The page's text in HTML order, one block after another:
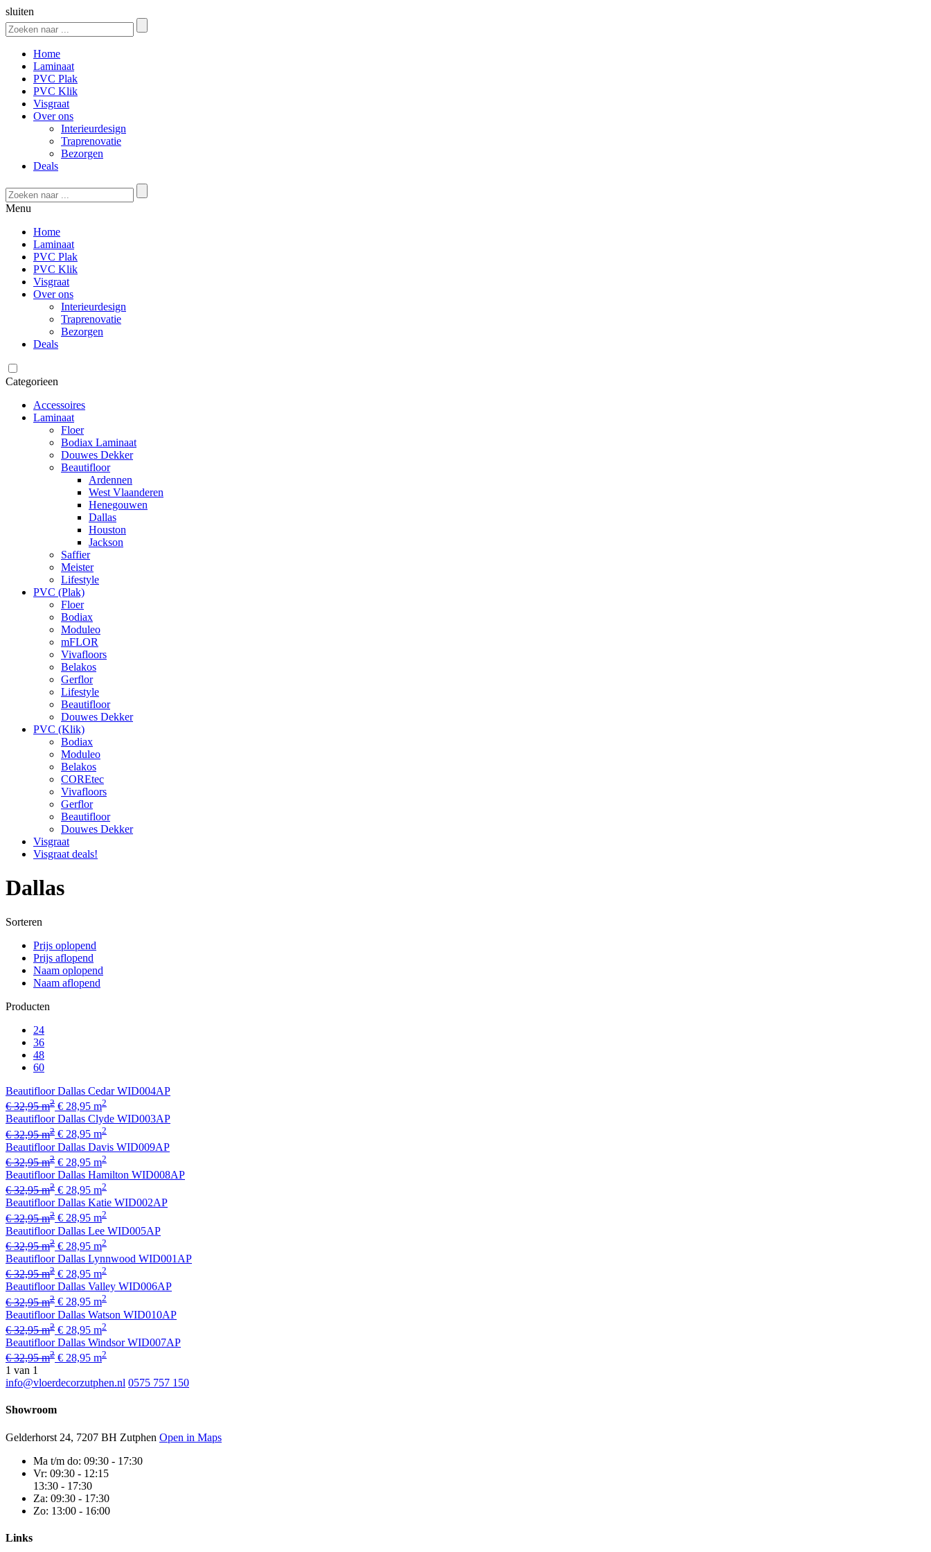
sluiten
Home
Laminaat
PVC Plak
PVC Klik
Visgraat
Over ons
Interieurdesign
Traprenovatie
Bezorgen
Deals
Menu
Home
Laminaat
PVC Plak
PVC Klik
Visgraat
Over ons
Interieurdesign
Traprenovatie
Bezorgen
Deals
Categorieen
Accessoires
Laminaat
Floer
Bodiax Laminaat
Douwes Dekker
Beautifloor
Ardennen
West Vlaanderen
Henegouwen
Dallas
Houston
Jackson
Saffier
Meister
Lifestyle
PVC (Plak)
Floer
Bodiax
Moduleo
mFLOR
Vivafloors
Belakos
Gerflor
Lifestyle
Beautifloor
Douwes Dekker
PVC (Klik)
Bodiax
Moduleo
Belakos
COREtec
Vivafloors
Gerflor
Beautifloor
Douwes Dekker
Visgraat
Visgraat deals!
Dallas
Sorteren
Prijs oplopend
Prijs aflopend
Naam oplopend
Naam aflopend
Producten
24
36
48
60
Beautifloor Dallas Cedar WID004AP
€ 32,95 m2 € 28,95 m2
Beautifloor Dallas Clyde WID003AP
€ 32,95 m2 € 28,95 m2
Beautifloor Dallas Davis WID009AP
€ 32,95 m2 € 28,95 m2
Beautifloor Dallas Hamilton WID008AP
€ 32,95 m2 € 28,95 m2
Beautifloor Dallas Katie WID002AP
€ 32,95 m2 € 28,95 m2
Beautifloor Dallas Lee WID005AP
€ 32,95 m2 € 28,95 m2
Beautifloor Dallas Lynnwood WID001AP
€ 32,95 m2 € 28,95 m2
Beautifloor Dallas Valley WID006AP
€ 32,95 m2 € 28,95 m2
Beautifloor Dallas Watson WID010AP
€ 32,95 m2 € 28,95 m2
Beautifloor Dallas Windsor WID007AP
€ 32,95 m2 € 28,95 m2
1 van 1
info@vloerdecorzutphen.nl 0575 757 150
Showroom
Gelderhorst 24, 7207 BH Zutphen Open in Maps
Ma t/m do: 09:30 - 17:30
Vr: 09:30 - 12:15
13:30 - 17:30
Za: 09:30 - 17:30
Zo: 13:00 - 16:00
Links